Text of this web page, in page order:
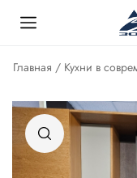
Главная / Кухни в